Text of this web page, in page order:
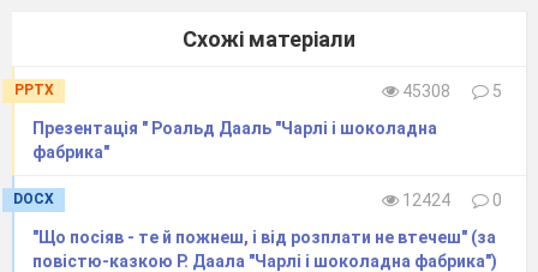
Схожі матеріали
PPTX 45308
5
Презентація " Роальд Дааль "Чарлі і шоколадна
фабрика"
DOCX 12424
0
"Що посіяв - те й пожнеш, і від розплати не втечеш" (за
повістю-казкою Р. Даала "Чарлі і шоколадна фабрика")